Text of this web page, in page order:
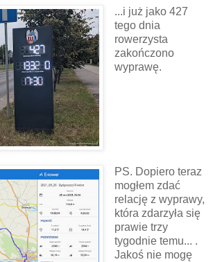
...i już jako 427
tego dnia
rowerzysta
zakończono
wyprawę.
PS. Dopiero teraz
mogłem zdać
relację z wyprawy,
która zdarzyła się
prawie trzy
tygodnie temu... .
Jakoś nie mogę